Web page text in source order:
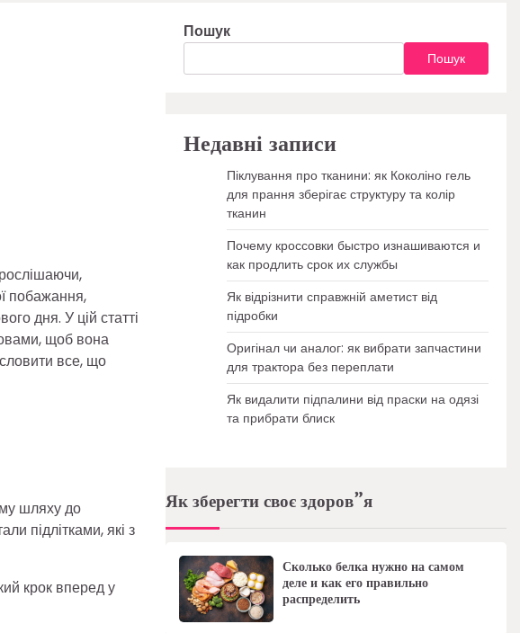
побажання,
дня. У цій статті
щоб вона
все, що
шляху до
підлітками, які з
крок вперед у
Пошук
Пошук
Недавні записи
Піклування про тканини: як Коколіно гель
для прання зберігає структуру та колір
тканин
Почему кроссовки быстро изнашиваются и
как продлить срок их службы
Як відрізнити справжній аметист від
підробки
Оригінал чи аналог: як вибрати запчастини
для трактора без переплати
Як видалити підпалини від праски на одязі
та прибрати блиск
Як зберегти своє здоров”я
Сколько белка нужно на самом
деле и как его правильно
распределить